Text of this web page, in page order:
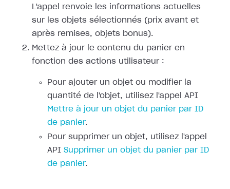
L'appel renvoie les informations actuelles
sur les objets sélectionnés (prix avant et
après remises, objets bonus).
Mettez à jour le contenu du panier en
fonction des actions utilisateur :
Pour ajouter un objet ou modifier la
quantité de l'objet, utilisez l'appel API
Mettre à jour un objet du panier par ID
de panier.
Pour supprimer un objet, utilisez l'appel
API Supprimer un objet du panier par ID
de panier.